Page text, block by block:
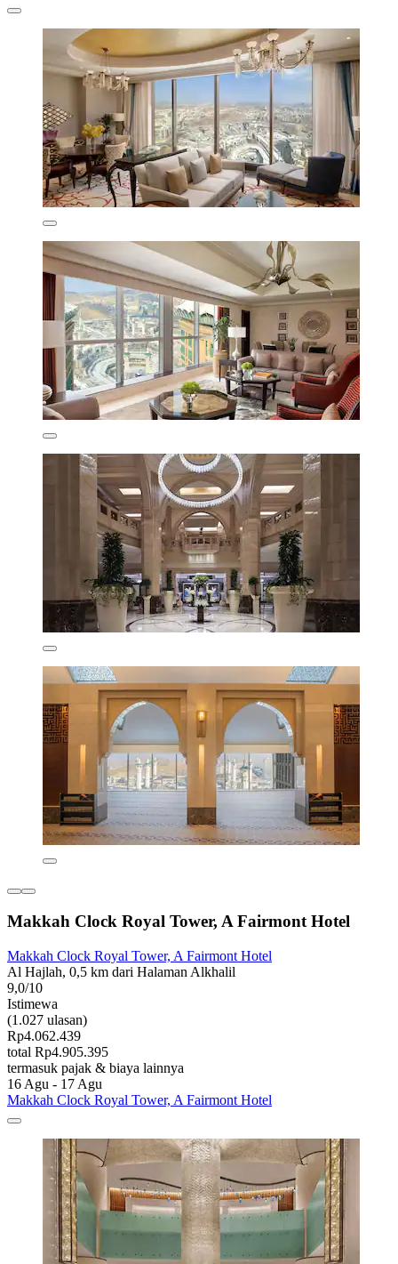
Makkah Clock Royal Tower, A Fairmont Hotel
Makkah Clock Royal Tower, A Fairmont Hotel
Al Hajlah, 0,5 km dari Halaman Alkhalil
9,0/10
Istimewa
(1.027 ulasan)
Rp4.062.439
total Rp4.905.395
termasuk pajak & biaya lainnya
16 Agu - 17 Agu
Makkah Clock Royal Tower, A Fairmont Hotel